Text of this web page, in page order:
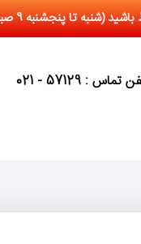
تماس : 57129 - 021